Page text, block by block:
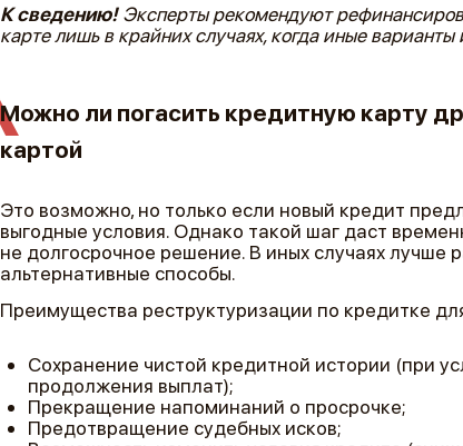
К сведению!Эксперты рекомендуют
карте лишь в крайних случаях, когда иные варианты
Можно ли погасить кредитную карту
картой
Это возможно, но только если новый кредит
выгодные условия. Однако такой шаг даст
не долгосрочное решение. В иных случаях лучше
альтернативные способы.
Преимущества реструктуризации по кредитке
Сохранение чистой кредитной истории (при
продолжения выплат);
Прекращение напоминаний о просрочке;
Предотвращение судебных исков;